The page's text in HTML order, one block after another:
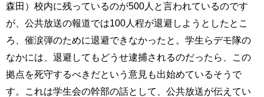
森田）校内に残っているのが500人と言われているのです
が、公共放送の報道では100人程が退避しようとしたとこ
ろ、催涙弾のために退避できなかったと。学生らデモ隊の
なかには、退避してもどうせ逮捕されるのだったら、この
拠点を死守するべきだという意見も出始めているそうで
す。これは学生会の幹部の話として、公共放送が伝えてい